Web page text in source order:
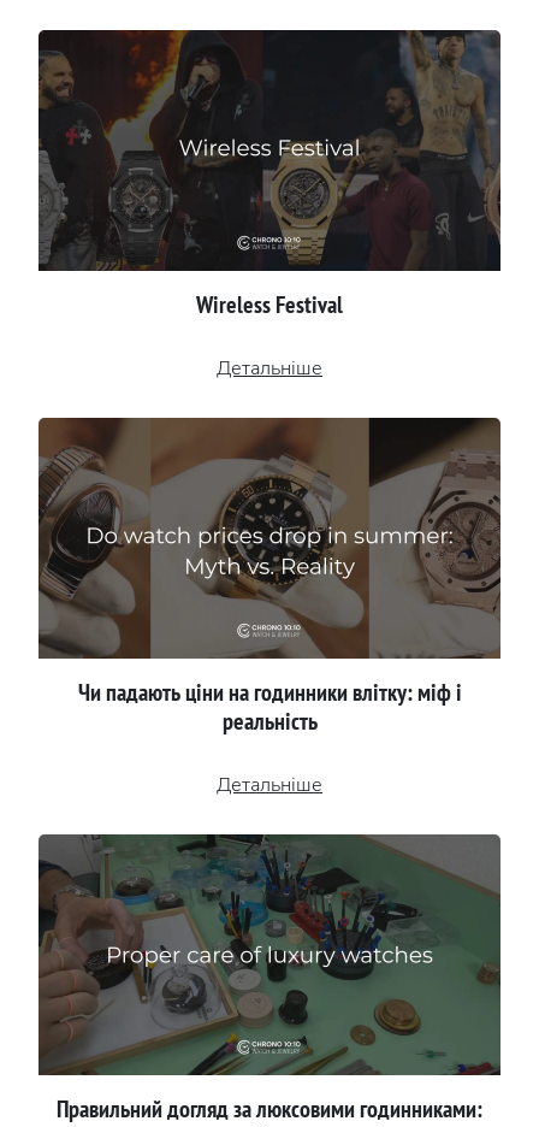
Wireless Festival
Детальніше
Чи падають ціни на годинники влітку: міф і
реальність
Детальніше
Правильний догляд за люксовими годинниками: